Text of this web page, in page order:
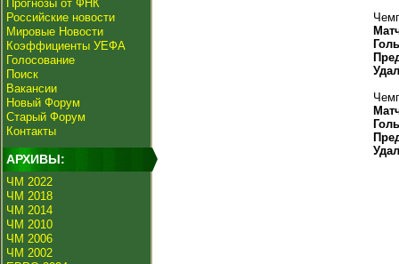
Прогнозы от ФНК
Российские новости
Мировые Новости
Коэффициенты УЕФА
Голосование
Поиск
Вакансии
Новый Форум
Старый Форум
Контакты
АРХИВЫ:
ЧМ 2022
ЧМ 2018
ЧМ 2014
ЧМ 2010
ЧМ 2006
ЧМ 2002